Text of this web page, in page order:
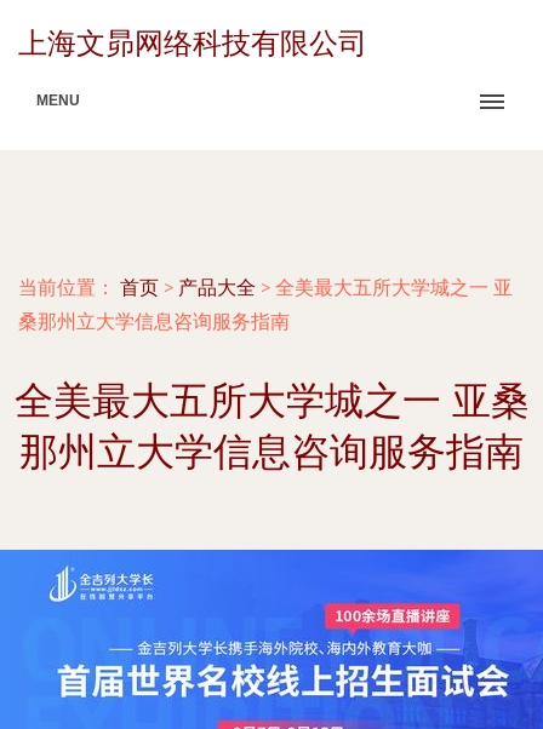
上海文昴网络科技有限公司
MENU
当前位置： 首页 > 产品大全 > 全美最大五所大学城之一 亚
桑那州立大学信息咨询服务指南
全美最大五所大学城之一 亚桑
那州立大学信息咨询服务指南